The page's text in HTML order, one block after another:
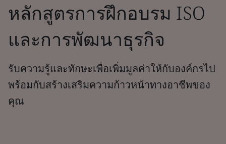
หลักสูตรการฝึกอบรม ISO
และการพัฒนาธุรกิจ
รับความรู้และทักษะเพื่อเพิ่มมูลค่าให้กับองค์กรไป
พร้อมกับสร้างเสริมความก้าวหน้าทางอาชีพของ
คุณ